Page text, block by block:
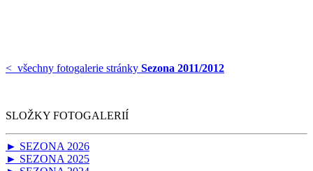
< všechny fotogalerie stránky Sezona 2011/2012
SLOŽKY FOTOGALERIÍ
► SEZONA 2026
► SEZONA 2025